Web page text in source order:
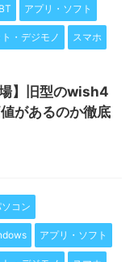
アプリ・ソフト
・デジモノ スマホ
】旧型のwish4
があるのか徹底
コン
アプリ・ソフト